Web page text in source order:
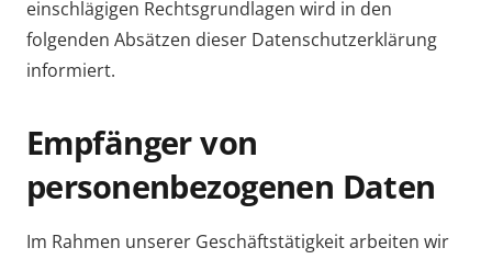
einschlägigen Rechtsgrundlagen wird in den
folgenden Absätzen dieser Datenschutzerklärung
informiert.
Empfänger von
personenbezogenen Daten
Im Rahmen unserer Geschäftstätigkeit arbeiten wir